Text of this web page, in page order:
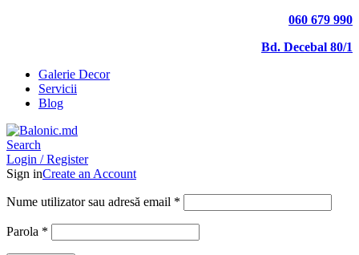
060 679 990
Bd. Decebal 80/1
Galerie Decor
Servicii
Blog
Search
Login / Register
Sign inCreate an Account
Nume utilizator sau adresă email *
Parola *